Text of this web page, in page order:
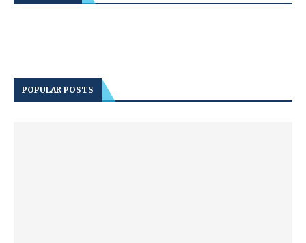
POPULAR POSTS